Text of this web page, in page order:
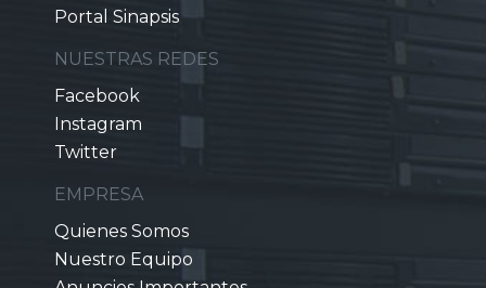
Portal Sinapsis
NUESTRAS REDES
Facebook
Instagram
Twitter
EMPRESA
Quienes Somos
Nuestro Equipo